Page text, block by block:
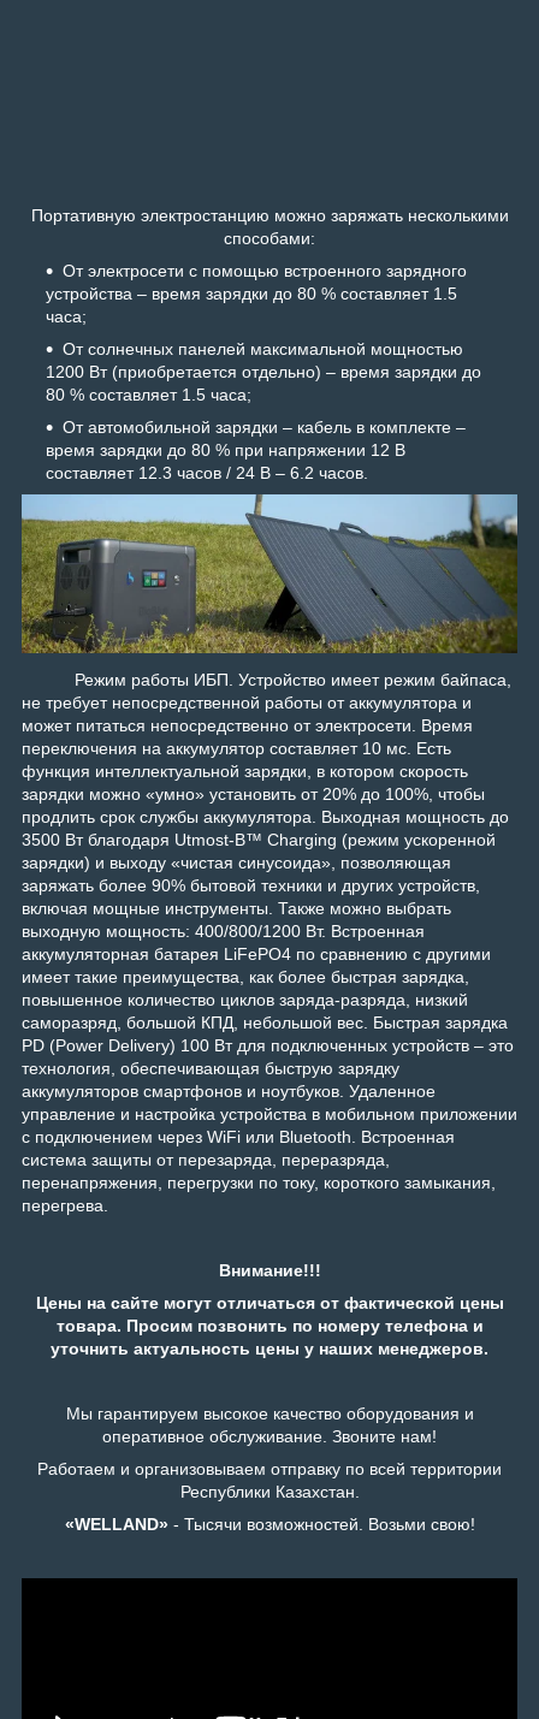
Портативную электростанцию можно заряжать несколькими
способами:
От электросети с помощью встроенного зарядного
устройства – время зарядки до 80 % составляет 1.5
часа;
От солнечных панелей максимальной мощностью
1200 Вт (приобретается отдельно) – время зарядки до
80 % составляет 1.5 часа;
От автомобильной зарядки – кабель в комплекте –
время зарядки до 80 % при напряжении 12 В
составляет 12.3 часов / 24 В – 6.2 часов.
Режим работы ИБП. Устройство имеет режим байпаса,
не требует непосредственной работы от аккумулятора и
может питаться непосредственно от электросети. Время
переключения на аккумулятор составляет 10 мс. Есть
функция интеллектуальной зарядки, в котором скорость
зарядки можно «умно» установить от 20% до 100%, чтобы
продлить срок службы аккумулятора. Выходная мощность до
3500 Вт благодаря Utmost-B™ Charging (режим ускоренной
зарядки) и выходу «чистая синусоида», позволяющая
заряжать более 90% бытовой техники и других устройств,
включая мощные инструменты. Также можно выбрать
выходную мощность: 400/800/1200 Вт. Встроенная
аккумуляторная батарея LiFePO4 по сравнению с другими
имеет такие преимущества, как более быстрая зарядка,
повышенное количество циклов заряда-разряда, низкий
саморазряд, большой КПД, небольшой вес. Быстрая зарядка
PD (Power Delivery) 100 Вт для подключенных устройств – это
технология, обеспечивающая быструю зарядку
аккумуляторов смартфонов и ноутбуков. Удаленное
управление и настройка устройства в мобильном приложении
с подключением через WiFi или Bluetooth. Встроенная
система защиты от перезаряда, переразряда,
перенапряжения, перегрузки по току, короткого замыкания,
перегрева.
Внимание!!!
Цены на сайте могут отличаться от фактической цены
товара. Просим позвонить по номеру телефона и
уточнить актуальность цены у наших менеджеров.
Мы гарантируем высокое качество оборудования и
оперативное обслуживание. Звоните нам!
Работаем и организовываем отправку по всей территории
Республики Казахстан.
«WELLAND»- Тысячи возможностей. Возьми свою!